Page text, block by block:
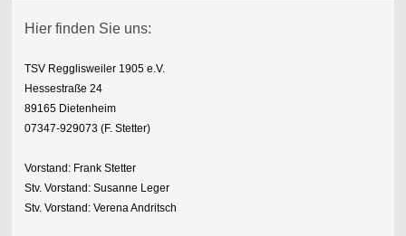
Hier finden Sie uns:
TSV Regglisweiler 1905 e.V.
Hessestraße 24
89165 Dietenheim
07347-929073 (F. Stetter)
Vorstand: Frank Stetter
Stv. Vorstand: Susanne Leger
Stv. Vorstand: Verena Andritsch